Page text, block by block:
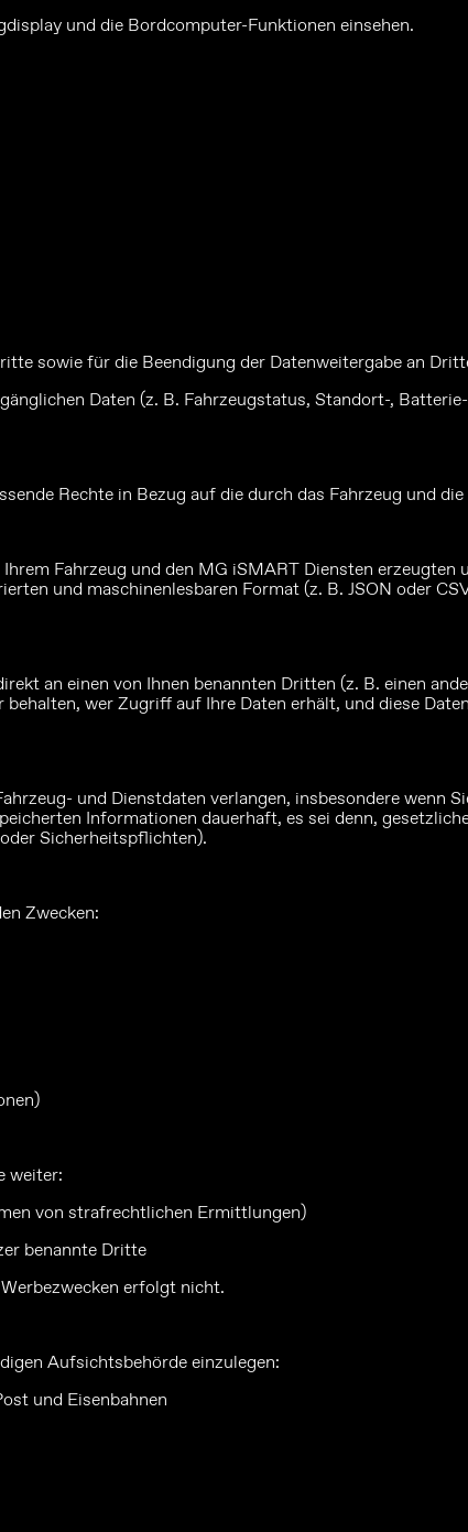
und die Bordcomputer-Funktionen einsehen.
sowie für die Beendigung der Datenweitergabe an
Daten (z. B. Fahrzeugstatus, Standort-,
Rechte in Bezug auf die durch das Fahrzeug und
Fahrzeug und den MG iSMART Diensten erzeugten
und maschinenlesbaren Format (z. B. JSON oder
an einen von Ihnen benannten Dritten (z. B. einen
wer Zugriff auf Ihre Daten erhält, und diese
und Dienstdaten verlangen, insbesondere wenn
Informationen dauerhaft, es sei denn,
Sicherheitspflichten).
Zwecken:
weiter:
von strafrechtlichen Ermittlungen)
benannte Dritte
erfolgt nicht.
Aufsichtsbehörde einzulegen:
und Eisenbahnen